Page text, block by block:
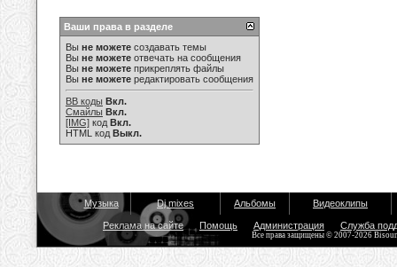
Ваши права в разделе
Вы не можете создавать темы
Вы не можете отвечать на сообщения
Вы не можете прикреплять файлы
Вы не можете редактировать сообщения
BB коды Вкл.
Смайлы Вкл.
[IMG] код Вкл.
HTML код Выкл.
Музыка Dj mixes Альбомы Видеоклипы
Реклама на сайте Помощь Администрация Служба
Все права защищены © 2007-2026